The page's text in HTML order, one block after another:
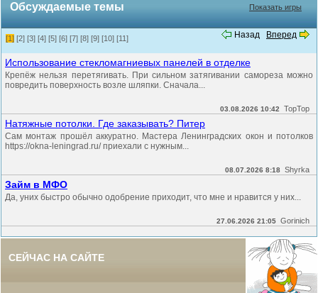
Обсуждаемые темы Показать игры
Назад Вперед
[1] [2] [3] [4] [5] [6] [7] [8] [9] [10] [11]
Использование стекломагниевых панелей в отделке
Крепёж нельзя перетягивать. При сильном затягивании самореза можно
повредить поверхность возле шляпки. Сначала...
03.08.2026 10:42 TopTop
Натяжные потолки. Где заказывать? Питер
Сам монтаж прошёл аккуратно. Мастера Ленинградских окон и потолков
https://okna-leningrad.ru/ приехали с нужным...
08.07.2026 8:18 Shyrka
Займ в МФО
Да, уних быстро обычно одобрение приходит, что мне и нравится у них...
27.06.2026 21:05 Gorinich
СЕЙЧАС НА САЙТЕ